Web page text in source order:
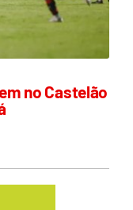
no Castelão